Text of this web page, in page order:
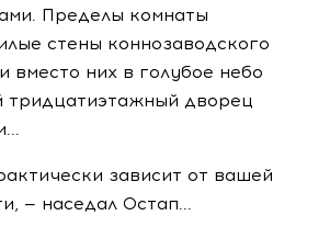
Пределы комнаты
стены коннозаводского
вместо них в голубое небо
тридцатиэтажный дворец
зависит от вашей
— наседал Остап...